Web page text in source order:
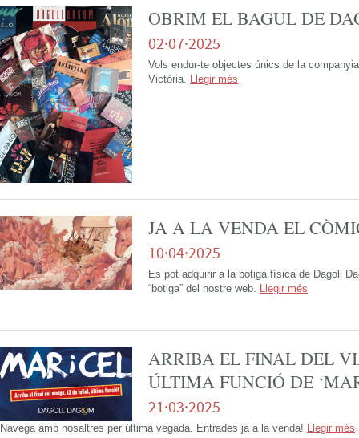
OBRIM EL BAGUL DE
02·07·2025
Vols endur-te objectes únics de la
Victòria. Llegir més
JA A LA VENDA EL
10·04·2025
Es pot adquirir a la botiga física de Dagoll
“botiga” del nostre web. Llegir més
ARRIBA EL FINAL DEL
ÚLTIMA FUNCIÓ DE
21·03·2025
Navega amb nosaltres per última vegada. Entrades ja a la venda! Llegir més